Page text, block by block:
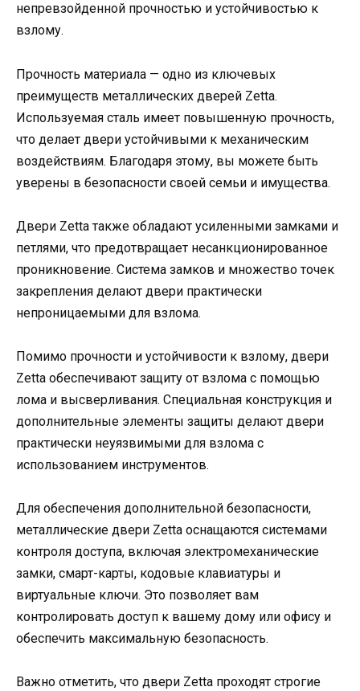
непревзойденной прочностью и устойчивостью к
взлому.
Прочность материала — одно из ключевых
преимуществ металлических дверей Zetta.
Используемая сталь имеет повышенную прочность,
что делает двери устойчивыми к механическим
воздействиям. Благодаря этому, вы можете быть
уверены в безопасности своей семьи и имущества.
Двери Zetta также обладают усиленными замками и
петлями, что предотвращает несанкционированное
проникновение. Система замков и множество точек
закрепления делают двери практически
непроницаемыми для взлома.
Помимо прочности и устойчивости к взлому, двери
Zetta обеспечивают защиту от взлома с помощью
лома и высверливания. Специальная конструкция и
дополнительные элементы защиты делают двери
практически неуязвимыми для взлома с
использованием инструментов.
Для обеспечения дополнительной безопасности,
металлические двери Zetta оснащаются системами
контроля доступа, включая электромеханические
замки, смарт-карты, кодовые клавиатуры и
виртуальные ключи. Это позволяет вам
контролировать доступ к вашему дому или офису и
обеспечить максимальную безопасность.
Важно отметить, что двери Zetta проходят строгие